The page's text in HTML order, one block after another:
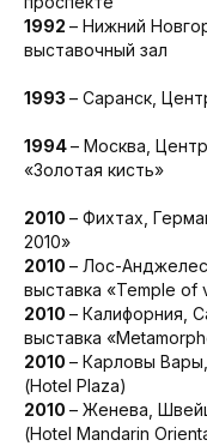
1992 – Нижний
выставочный зал
1993 – Саранск,
1994– Москва,
«Золотая кисть»
2010 – Фихтах,
2010»
2010 – Лос-
выставка «Temple of
2010 – Калифорния,
выставка
2010 – Карловы
(Hotel Plaza)
2010 – Женева,
(Hotel Mandarin